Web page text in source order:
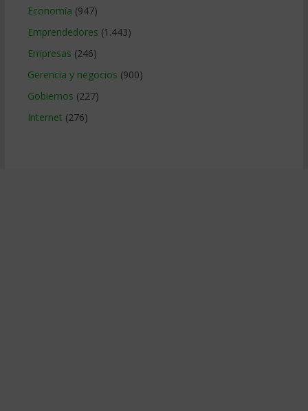
Economía (947)
Emprendedores (1.443)
Empresas (246)
Gerencia y negocios (900)
Gobiernos (227)
Internet (276)